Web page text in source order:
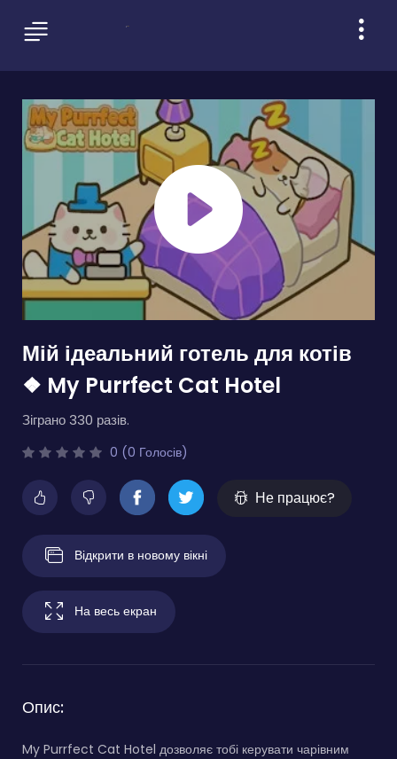
Мій ідеальний готель для котів
❖ My Purrfect Cat Hotel
Зіграно 330 разів.
0 (0 Голосів)
Не працює?
Відкрити в новому вікні
На весь екран
Опис:
My Purrfect Cat Hotel дозволяє тобі керувати чарівним